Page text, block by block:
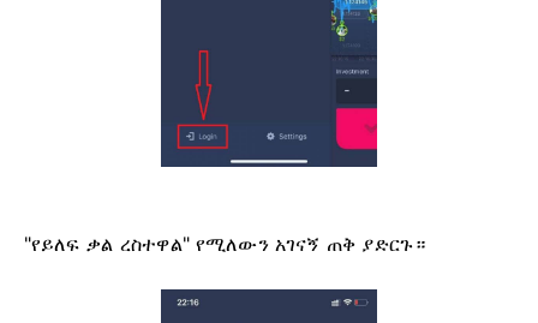
"የይለፍ ቃል ረስተዋል" የሚለውን አገናኝ ጠቅ ያድርጉ።